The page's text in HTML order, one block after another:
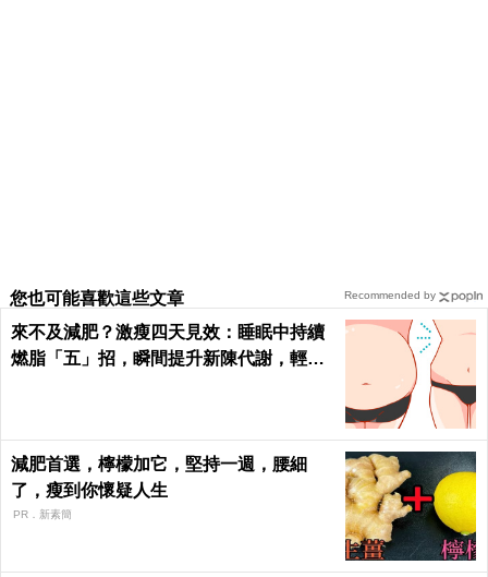
您也可能喜歡這些文章
來不及減肥？激瘦四天見效：睡眠中持續
燃脂「五」招，瞬間提升新陳代謝，輕鬆
減肥首選，檸檬加它，堅持一週，腰細
了，瘦到你懷疑人生
PR．新素簡
Recommended by